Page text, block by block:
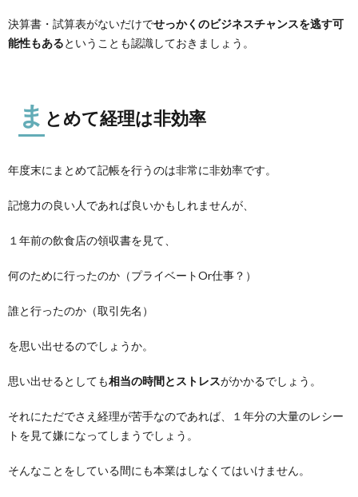
決算書・試算表がないだけでせっかくのビジネスチャンスを逃す可
能性もあるということも認識しておきましょう。
ま とめて経理は非効率
年度末にまとめて記帳を行うのは非常に非効率です。
記憶力の良い人であれば良いかもしれませんが、
１年前の飲食店の領収書を見て、
何のために行ったのか（プライベートOr仕事？）
誰と行ったのか（取引先名）
を思い出せるのでしょうか。
思い出せるとしても相当の時間とストレスがかかるでしょう。
それにただでさえ経理が苦手なのであれば、１年分の大量のレシー
トを見て嫌になってしまうでしょう。
そんなことをしている間にも本業はしなくてはいけません。